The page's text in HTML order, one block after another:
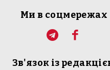
Ми в соцмережах
Зв'язок із